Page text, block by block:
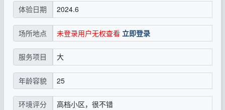
体验日期 2024.6
场所地点 未登录用户无权查看 立即登录
服务项目 大
年龄容貌 25
环境评分 高档小区，很不错